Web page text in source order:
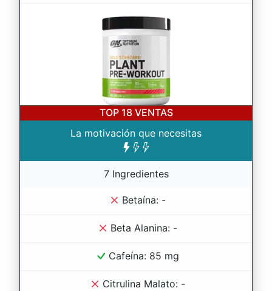
TOP 18 VENTAS
La motivación que necesitas
7 Ingredientes
Betaína: -
Beta Alanina: -
Cafeína: 85 mg
Citrulina Malato: -